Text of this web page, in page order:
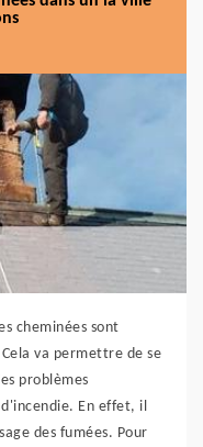
cheminées sont
va permettre de se
problèmes
En effet, il
des fumées. Pour